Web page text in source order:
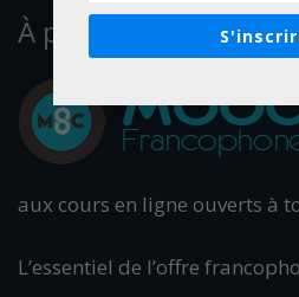
À propos
aux cours en ligne ouverts à
L’essentiel de l’offre